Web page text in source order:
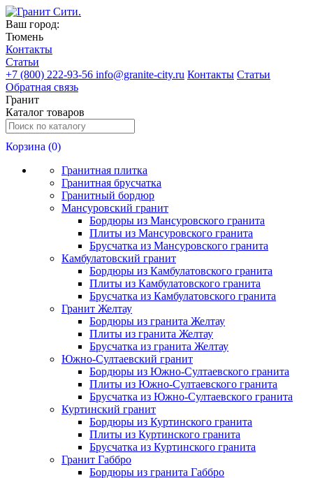
Ваш город:
Тюмень
Контакты
Статьи
+7 (800) 222-93-56 info@granite-city.ru Контакты Статьи
Обратная связь
Гранит
Каталог товаров
Корзина (0)
Гранитная плитка
Гранитная брусчатка
Гранитный бордюр
Мансуровский гранит
Бордюры из Мансуровского гранита
Плиты из Мансуровского гранита
Брусчатка из Мансуровского гранита
Камбулатовский гранит
Бордюры из Камбулатовского гранита
Плиты из Камбулатовского гранита
Брусчатка из Камбулатовского гранита
Гранит Желтау
Бордюры из гранита Желтау
Плиты из гранита Желтау
Брусчатка из гранита Желтау
Южно-Султаевский гранит
Бордюры из Южно-Султаевского гранита
Плиты из Южно-Султаевского гранита
Брусчатка из Южно-Султаевского гранита
Куртинский гранит
Бордюры из Куртинского гранита
Плиты из Куртинского гранита
Брусчатка из Куртинского гранита
Гранит Габбро
Бордюры из гранита Габбро